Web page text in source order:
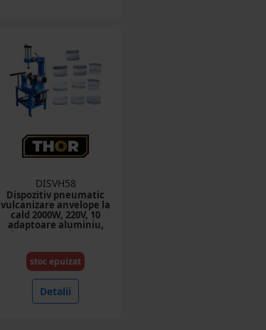
DISVH58
Dispozitiv pneumatic
vulcanizare anvelope la
cald 2000W, 220V, 10
adaptoare aluminiu,
timer 0-120 minute, 2
temperatura 0-400°C
THOR
stoc epuizat
Detalii